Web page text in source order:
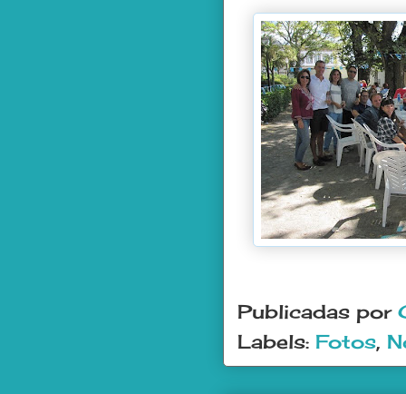
Publicadas por
Labels: Fotos,